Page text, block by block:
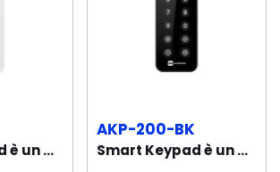
Smart Keypad è un dispositivo per un comodo...
AKP-200-BK
Smart Keypad è un dispositivo per un comodo...